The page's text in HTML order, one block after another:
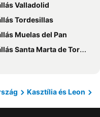
Valladolid
Tordesillas
Muelas del Pan
Santa Marta de Tormes
Kasztília és Leon